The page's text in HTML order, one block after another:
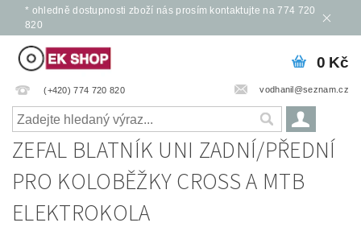
* ohledně dostupnosti zboží nás prosím kontaktujte na 774 720
820
(+420) 774 720 820 vodhanil@seznam.cz
0 Kč
ZEFAL BLATNÍK UNI ZADNÍ/PŘEDNÍ
PRO KOLOBĚŽKY CROSS A MTB
ELEKTROKOLA